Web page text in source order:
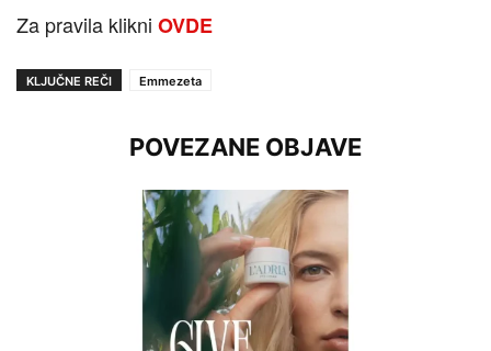
Za pravila klikni OVDE
KLJUČNE REČI Emmezeta
POVEZANE OBJAVE